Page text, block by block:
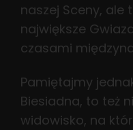
naszej Sceny, ale
największe
czasami
Pamiętajmy
Biesiadna, to też
widowisko, na